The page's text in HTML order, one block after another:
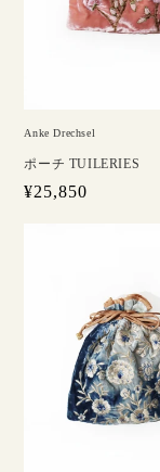
Anke Drechsel
ポーチ TUILERIES
通
¥25,850